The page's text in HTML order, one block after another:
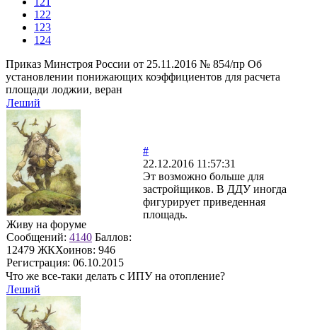
122
123
124
Приказ Минстроя России от 25.11.2016 № 854/пр Об
установлении понижающих коэффициентов для расчета
площади лоджии, веран
Леший
Живу на форуме
Сообщений: 4140 Баллов:
12479 ЖКХоинов: 946
Регистрация: 06.10.2015
#
22.12.2016 11:57:31
Эт возможно больше для
застройщиков. В ДДУ иногда
фигурирует приведенная
площадь.
Что же все-таки делать с ИПУ на отопление?
Леший